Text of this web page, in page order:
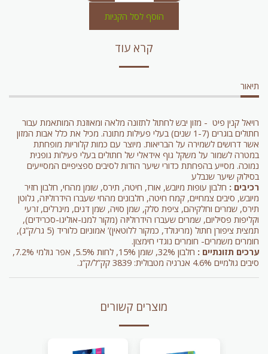
הוסף לסל הקניות
קרא עוד
תיאור
רויאל קנין פיט - מזון יבש לחתול לתזונה מלאה ומאוזנת המותאמת עבור
חתולים בוגרים (1-7 שנים) בעלי פעילות מתונה. מכיל את כלל אבות המזון
אשר דרושים לשמירה על הבריאות. מיוצר עם כמות קלוריות מופחתת
במטרה לשמור על משקל גוף אידאלי של חתולים בעלי פעילות גופנית
נמוכה. מסייע בהפחתת כדורי שיער הודות לסיבים ספציפיים המסייעים
בסילוק שיער שנבלע
רכיבים : חלבון עופות מיובש, אורז, חיטה, תירס, שומן מהחי, חלבון חזיר
מיובש, סיבים צמחיים, קמח חיטה, חלבונים מהחי שעברו הידרוליזה, גלוטן
תירס, שמרים וחלקיהם, ציפת סלק, שמן סויה, שמן דגים, מינרלים, זרעי
וקליפות פסיליום, שמרים שעברו הידרוליזה (מקור למנו-אוליגו-סכרידים),
תמצית ציפורן חתול (מריגולד, כמקור ללוטאין)’ אמוניום כלוריד (5 גר/ק”ג),
חומרים משמרים- חומרים נוגדי חימצון.
ערכים תזונתיים :
חלבון 32%, שומן 15%, לחות 5.5%, אפר גולמי 7.2%,
סיבים גולמיים 4.6% אנרגיה מטבולית: 3839 קק”ל/ק”ג.
מוצרים קשורים